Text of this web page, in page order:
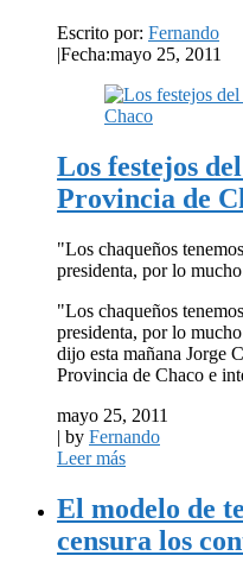
Escrito por: Fernando
|Fecha:mayo 25, 2011
Los festejos
Provincia de
"Los chaqueños
presidenta, por lo
"Los chaqueños
presidenta, por lo
dijo esta mañana Jorge
Provincia de Chaco e
mayo 25, 2011
| by Fernando
Leer más
El modelo de
censura los